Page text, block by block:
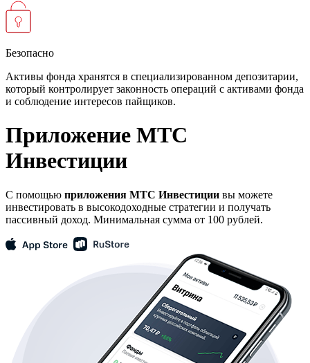
Безопасно
Активы фонда хранятся в специализированном депозитарии,
который контролирует законность операций с активами фонда
и соблюдение интересов пайщиков.
Приложение МТС
Инвестиции
С помощью приложения МТС Инвестиции вы можете
инвестировать в высокодоходные стратегии и получать
пассивный доход. Минимальная сумма от 100 рублей.